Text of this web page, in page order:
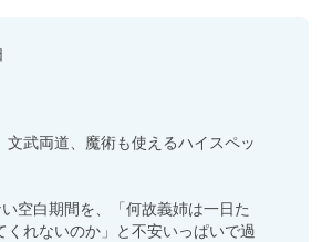
文武両道、魔術も使えるハイスペッ
空白期間を、「何故義姉は一日た
くれないのか」と不安いっぱいで過